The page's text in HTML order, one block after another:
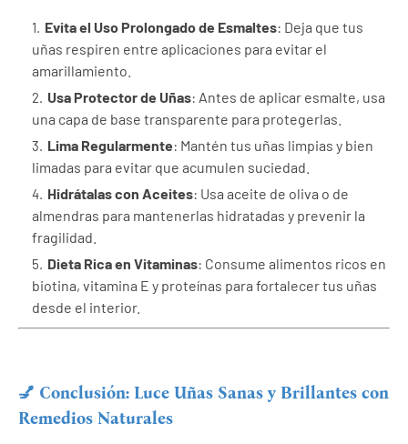
Evita el Uso Prolongado de Esmaltes: Deja que tus
uñas respiren entre aplicaciones para evitar el
amarillamiento.
Usa Protector de Uñas: Antes de aplicar esmalte, usa
una capa de base transparente para protegerlas.
Lima Regularmente: Mantén tus uñas limpias y bien
limadas para evitar que acumulen suciedad.
Hidrátalas con Aceites: Usa aceite de oliva o de
almendras para mantenerlas hidratadas y prevenir la
fragilidad.
Dieta Rica en Vitaminas: Consume alimentos ricos en
biotina, vitamina E y proteínas para fortalecer tus uñas
desde el interior.
💅 Conclusión: Luce Uñas Sanas y Brillantes con
Remedios Naturales